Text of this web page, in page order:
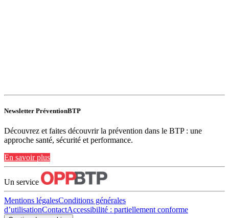
Newsletter PréventionBTP
Découvrez et faites découvrir la prévention dans le BTP : une
approche santé, sécurité et performance.
En savoir plus
Un service
Mentions légalesConditions générales
d’utilisationContactAccessibilité : partiellement conforme